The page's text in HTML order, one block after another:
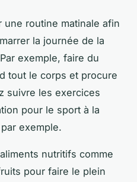
une routine matinale afin
la journée de la
exemple, faire du
tout le corps et procure
suivre les exercices
pour le sport à la
exemple.
nutritifs comme
pour faire le plein